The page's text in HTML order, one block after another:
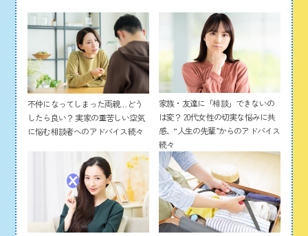
不仲になってしまった両親…どう
したら良い？ 実家の重苦しい空気
に悩む相談者へのアドバイス続々
家族・友達に「相談」できないの
は変？ 20代女性の切実な悩みに共
感、“人生の先輩”からのアドバイス
続々